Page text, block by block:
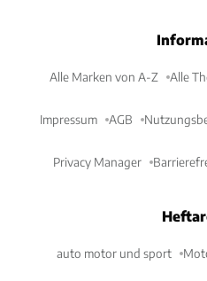
Alle Marken von A-Z Alle
Impressum AGB
Privacy Manager
auto motor und sport